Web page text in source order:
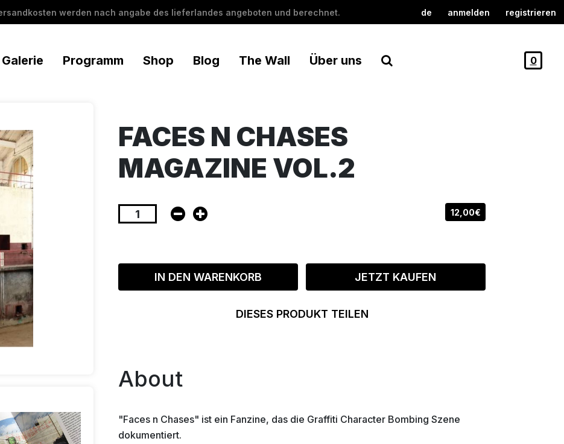
werden nach angabe des lieferlandes angeboten und berechnet. de anmelden registrieren
Galerie Programm Shop Blog The Wall Über uns 0
FACES N CHASES
MAGAZINE VOL.2
12,00€
IN DEN WARENKORB JETZT KAUFEN
DIESES PRODUKT TEILEN
About
"Faces n Chases" ist ein Fanzine, das die Graffiti Character Bombing Szene
dokumentiert.